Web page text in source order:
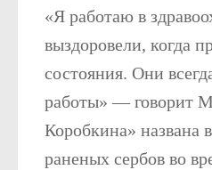
«Я работаю в
выздоровели, когда
состояния. Они
работы» — говорит
Коробкина» названа
раненых сербов во